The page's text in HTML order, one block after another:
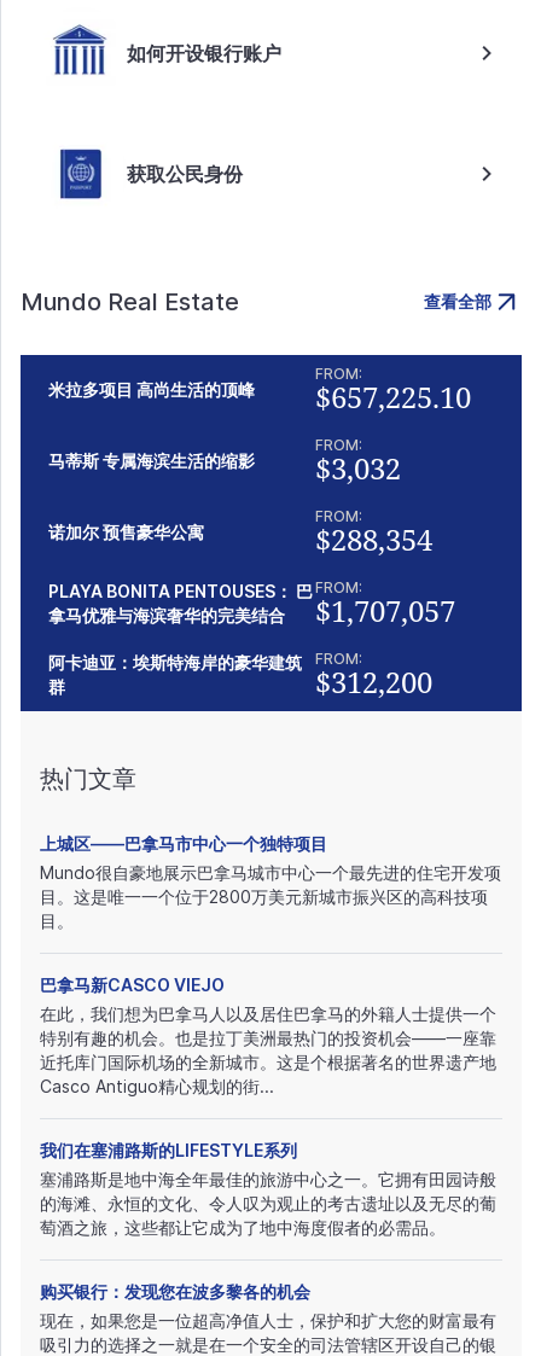
如何开设银行账户
获取公民身份
Mundo Real Estate 查看全部
米拉多项目 高尚生活的顶峰
FROM:
$657,225.10
马蒂斯 专属海滨生活的缩影
FROM:
$3,032
诺加尔 预售豪华公寓
FROM:
$288,354
PLAYA BONITA PENTOUSES： 巴
拿马优雅与海滨奢华的完美结合
FROM:
$1,707,057
阿卡迪亚：埃斯特海岸的豪华建筑
群
FROM:
$312,200
热门文章
上城区——巴拿马市中心一个独特项目
Mundo很自豪地展示巴拿马城市中心一个最先进的住宅开发项
目。这是唯一一个位于2800万美元新城市振兴区的高科技项
目。
巴拿马新CASCO VIEJO
在此，我们想为巴拿马人以及居住巴拿马的外籍人士提供一个
特别有趣的机会。也是拉丁美洲最热门的投资机会——一座靠
近托库门国际机场的全新城市。这是个根据著名的世界遗产地
Casco Antiguo精心规划的街...
我们在塞浦路斯的LIFESTYLE系列
塞浦路斯是地中海全年最佳的旅游中心之一。它拥有田园诗般
的海滩、永恒的文化、令人叹为观止的考古遗址以及无尽的葡
萄酒之旅，这些都让它成为了地中海度假者的必需品。
购买银行：发现您在波多黎各的机会
现在，如果您是一位超高净值人士，保护和扩大您的财富最有
吸引力的选择之一就是在一个安全的司法管辖区开设自己的银